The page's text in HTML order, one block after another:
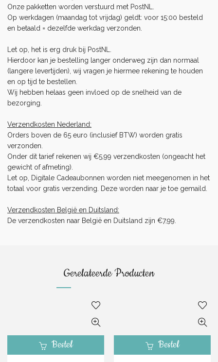
Onze pakketten worden verstuurd met PostNL.
Op werkdagen (maandag tot vrijdag) geldt: voor 15:00 besteld
en betaald = dezelfde werkdag verzonden.
Let op, het is erg druk bij PostNL.
Hierdoor kan je bestelling langer onderweg zijn dan normaal
(langere levertijden), wij vragen je hiermee rekening te houden
en op tijd te bestellen.
Wij hebben helaas geen invloed op de snelheid van de
bezorging.
Verzendkosten Nederland:
Orders boven de 65 euro (inclusief BTW) worden gratis
verzonden.
Onder dit tarief rekenen wij €5,99 verzendkosten (ongeacht het
gewicht of afmeting).
Let op, Digitale Cadeaubonnen worden niet meegenomen in het
totaal voor gratis verzending. Deze worden naar je toe gemaild.
Verzendkosten België en Duitsland:
De verzendkosten naar België en Duitsland zijn €7,99.
Gerelateerde Producten
Bestel Bestel